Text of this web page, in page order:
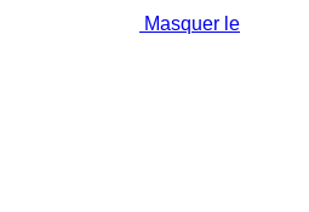
Masquer le